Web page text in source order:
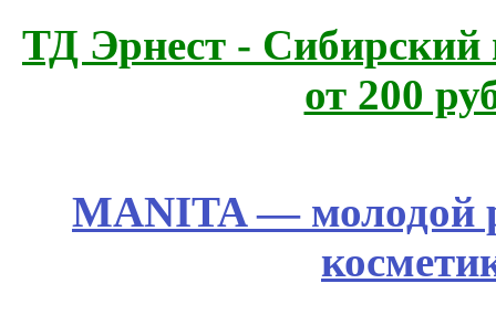
ТД Эрнест - Сибирский
от 200
MANITA — молодой